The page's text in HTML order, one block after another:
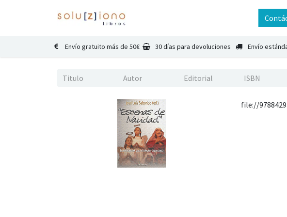
Envío gratuito más de 50€ 30 días para devoluciones Envío
file://